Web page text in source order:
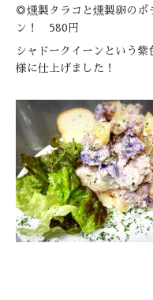
◎燻製タラコと燻製卵のポ
ン！ 580円
シャドークイーンという
様に仕上げました！